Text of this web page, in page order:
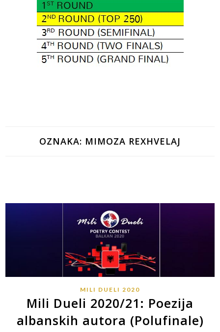
OZNAKA: MIMOZA REXHVELAJ
MILI DUELI 2020
Mili Dueli 2020/21: Poezija
albanskih autora (Polufinale)